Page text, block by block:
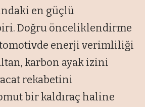
en güçlü
Doğru önceliklendirme
enerji verimliliği
karbon ayak izini
rekabetini
bir kaldıraç haline